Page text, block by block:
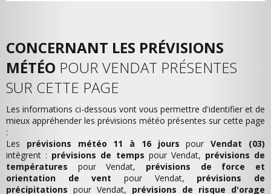
CONCERNANT LES PRÉVISIONS
MÉTÉO POUR VENDAT PRÉSENTES
SUR CETTE PAGE
Les informations ci-dessous vont vous permettre d'identifier et de
mieux appréhender les prévisions météo présentes sur cette page
:
Les prévisions météo 11 à 16 jours pourVendat (03)
intègrent : prévisions de temps pour Vendat, prévisions de
températures pour Vendat, prévisions de force et
orientation de vent pour Vendat, prévisions de
précipitations pour Vendat, prévisions de risque d'orage